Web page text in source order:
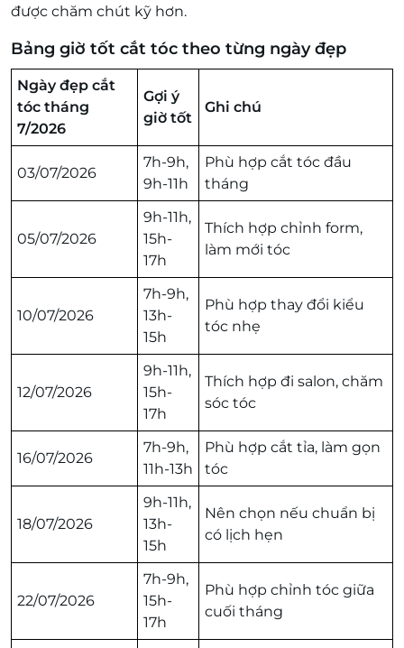
được chăm chút kỹ hơn.
Bảng giờ tốt cắt tóc theo từng ngày đẹp
Ngày đẹp cắt
tóc tháng
7/2026
Gợi ý
giờ tốt
Ghi chú
03/07/2026
7h-9h,
9h-11h
Phù hợp cắt tóc đầu
tháng
05/07/2026
9h-11h,
15h-
17h
Thích hợp chỉnh form,
làm mới tóc
10/07/2026
7h-9h,
13h-
15h
Phù hợp thay đổi kiểu
tóc nhẹ
12/07/2026
9h-11h,
15h-
17h
Thích hợp đi salon, chăm
sóc tóc
16/07/2026
7h-9h,
11h-13h
Phù hợp cắt tỉa, làm gọn
tóc
18/07/2026
9h-11h,
13h-
15h
Nên chọn nếu chuẩn bị
có lịch hẹn
22/07/2026
7h-9h,
15h-
17h
Phù hợp chỉnh tóc giữa
cuối tháng